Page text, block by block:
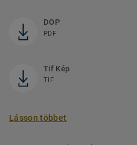
DOP
PDF
Tif Kép
TIF
Lásson többet